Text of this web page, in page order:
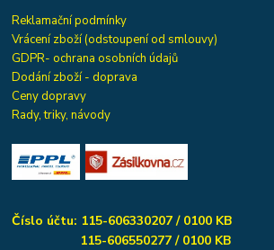
Reklamační podmínky
Vrácení zboží (odstoupení od smlouvy)
GDPR- ochrana osobních údajů
Dodání zboží - doprava
Ceny dopravy
Rady, triky, návody
Číslo účtu: 115-606330207 / 0100 KB
115-606550277 / 0100 KB